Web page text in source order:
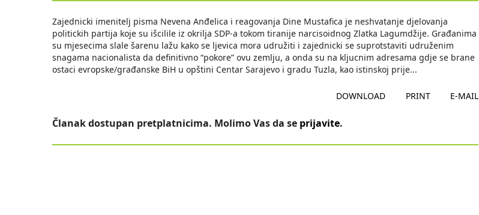
Zajednicki imenitelj pisma Nevena Anđelica i reagovanja Dine Mustafica je neshvatanje djelovanja
politickih partija koje su išcilile iz okrilja SDP-a tokom tiranije narcisoidnog Zlatka Lagumdžije. Građanima
su mjesecima slale šarenu lažu kako se ljevica mora udružiti i zajednicki se suprotstaviti udruženim
snagama nacionalista da definitivno “pokore” ovu zemlju, a onda su na kljucnim adresama gdje se brane
ostaci evropske/građanske BiH u opštini Centar Sarajevo i gradu Tuzla, kao istinskoj prije...
DOWNLOAD PRINT E-MAIL
Članak dostupan pretplatnicima. Molimo Vas da se prijavite.